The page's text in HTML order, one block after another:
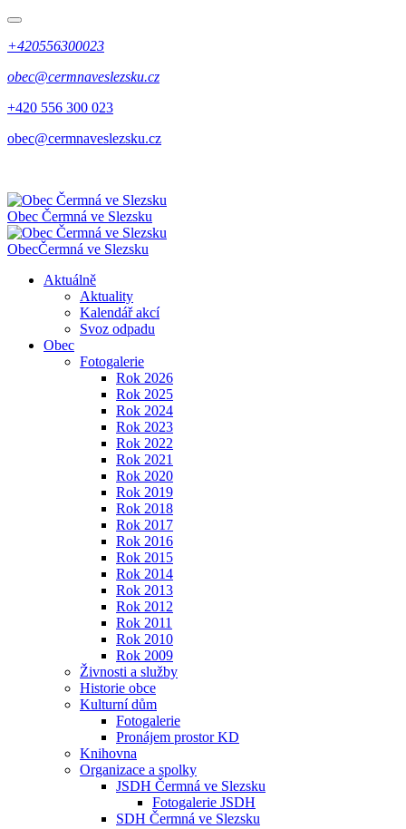
+420556300023
obec@cermnaveslezsku.cz
+420 556 300 023
obec@cermnaveslezsku.cz
Obec Čermná ve Slezsku
ObecČermná ve Slezsku
Aktuálně
Aktuality
Kalendář akcí
Svoz odpadu
Obec
Fotogalerie
Rok 2026
Rok 2025
Rok 2024
Rok 2023
Rok 2022
Rok 2021
Rok 2020
Rok 2019
Rok 2018
Rok 2017
Rok 2016
Rok 2015
Rok 2014
Rok 2013
Rok 2012
Rok 2011
Rok 2010
Rok 2009
Živnosti a služby
Historie obce
Kulturní dům
Fotogalerie
Pronájem prostor KD
Knihovna
Organizace a spolky
JSDH Čermná ve Slezsku
Fotogalerie JSDH
SDH Čermná ve Slezsku